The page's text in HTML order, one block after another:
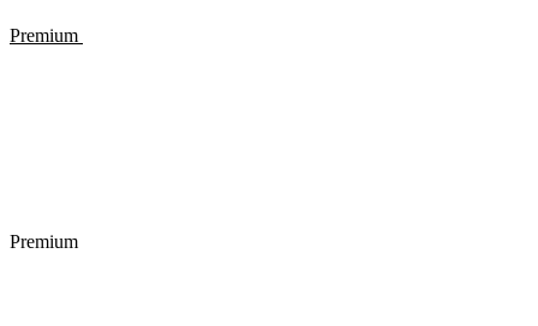
Premium
Premium